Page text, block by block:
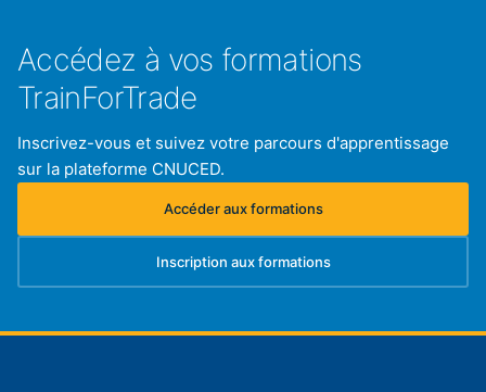
Accédez à vos formations
TrainForTrade
Inscrivez-vous et suivez votre parcours d'apprentissage
sur la plateforme CNUCED.
Accéder aux formations
(s'ouvre dans un nouvel onglet)
Inscription aux formations
(s'ouvre dans un nouvel onglet)